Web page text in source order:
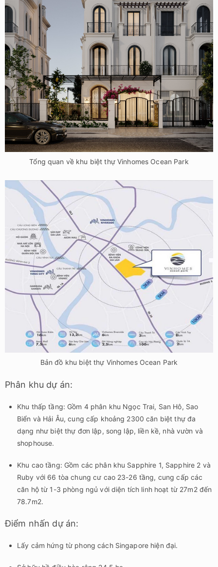
Tổng quan về khu biệt thự Vinhomes Ocean Park
Bản đồ khu biệt thự Vinhomes Ocean Park
Phân khu dự án:
Khu thấp tầng: Gồm 4 phân khu Ngọc Trai, San Hô, Sao
Biển và Hải Âu, cung cấp khoảng 2300 căn biệt thự đa
dạng như biệt thự đơn lập, song lập, liền kề, nhà vườn và
shophouse.
Khu cao tầng: Gồm các phân khu Sapphire 1, Sapphire 2 và
Ruby với 66 tòa chung cư cao 23-26 tầng, cung cấp các
căn hộ từ 1-3 phòng ngủ với diện tích linh hoạt từ 27m2 đến
78.7m2.
Điểm nhấn dự án:
Lấy cảm hứng từ phong cách Singapore hiện đại.